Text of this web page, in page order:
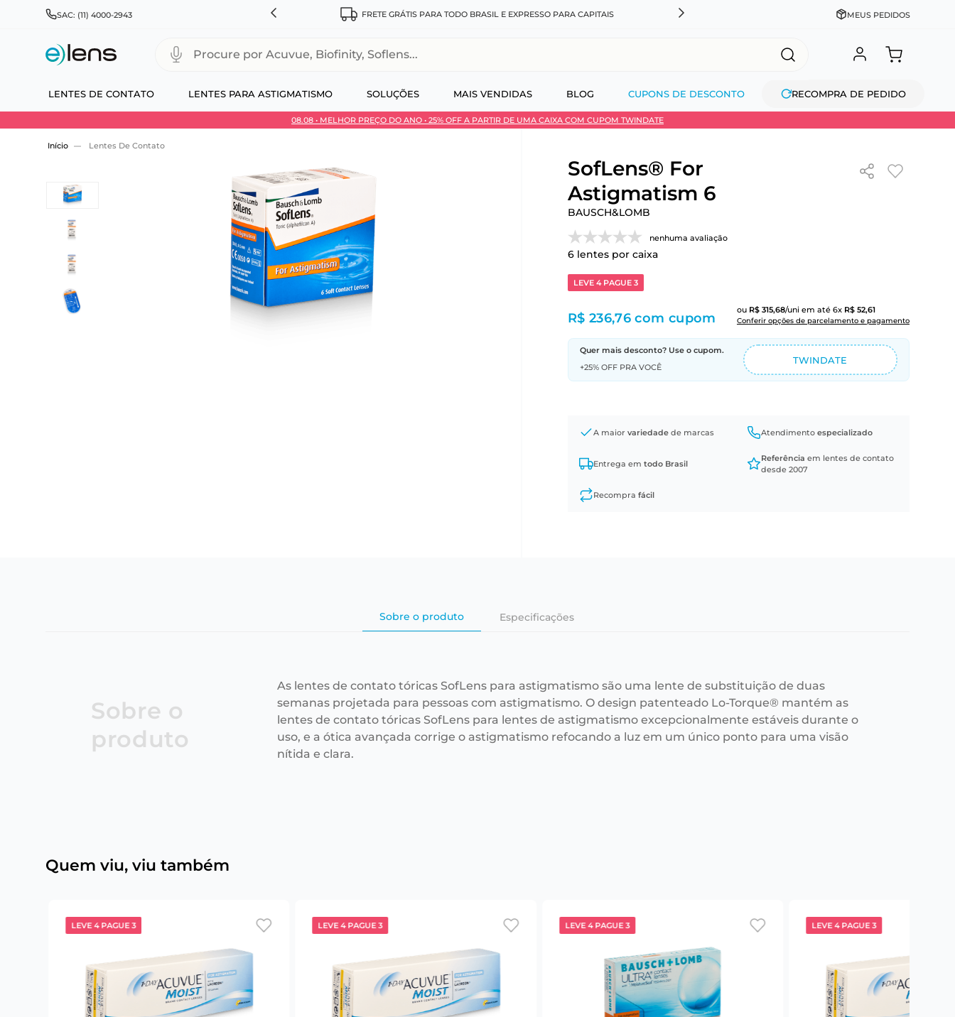
SAC: (11) 4000-2943
& JOHNSON, ALCON, BAUSCH+LOMB E COOPERVISION FRETE GRÁTIS PARA TODO BRASIL E EXPRESSO PARA CAPITAIS CADASTRE-SE GANHE 10% NA PRIMEIRA COMPRA +
MEUS PEDIDOS
LENTES DE CONTATO LENTES PARA ASTIGMATISMO SOLUÇÕES MAIS VENDIDAS BLOG CUPONS DE DESCONTO RECOMPRA DE PEDIDO
Procure por Acuvue, Biofinity, Soflens...
08.08 • MELHOR PREÇO DO ANO • 25% OFF A PARTIR DE UMA CAIXA COM CUPOM TWINDATE
Use 30HOJE e ganhe 30% OFF + economia extra no Pix
Lentes De Contato
SofLens® For
Astigmatism 6
BAUSCH&LOMB
nenhuma avaliação
6lentes por caixa
LEVE 4 PAGUE 3
R$ 236,76 com cupom
ou R$ 315,68/uni em até 6x R$ 52,61
Conferir opções de parcelamento e pagamento
Quer mais desconto? Use o cupom.
+25% OFF PRA VOCÊ
TWINDATE
A maior variedadede marcas Atendimentoespecializado
Entrega em todo Brasil
Referência em lentes de contato
desde 2007
Recompra fácil
Sobre o produto Especificações
Sobre o
produto
As lentes de contato tóricas SofLens para astigmatismo são uma lente de substituição de duas
semanas projetada para pessoas com astigmatismo. O design patenteado Lo-Torque® mantém as
lentes de contato tóricas SofLens para lentes de astigmatismo excepcionalmente estáveis durante o
uso, e a ótica avançada corrige o astigmatismo refocando a luz em um único ponto para uma visão
nítida e clara.
Quem viu, viu também
LEVE 4 PAGUE 3 LEVE 4 PAGUE 3 LEVE 4 PAGUE 3 LEVE 4 PAGUE 3